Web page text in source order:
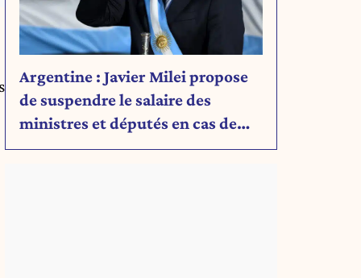
Argentine : Javier Milei propose
de suspendre le salaire des
ministres et députés en cas de
déficit budgétaire